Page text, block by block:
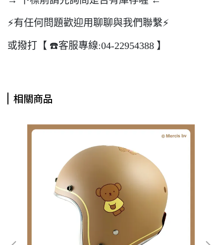
⚡️有任何問題歡迎用聊聊與我們聯繫⚡️
或撥打【 ☎️客服專線:04-22954388 】
相關商品